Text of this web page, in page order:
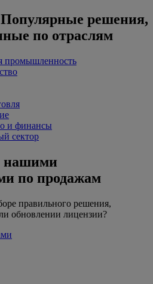
Популярные решения,
по отраслям
промышленность
и финансы
сектор
нашими
по продажам
правильного решения,
обновлении лицензии?